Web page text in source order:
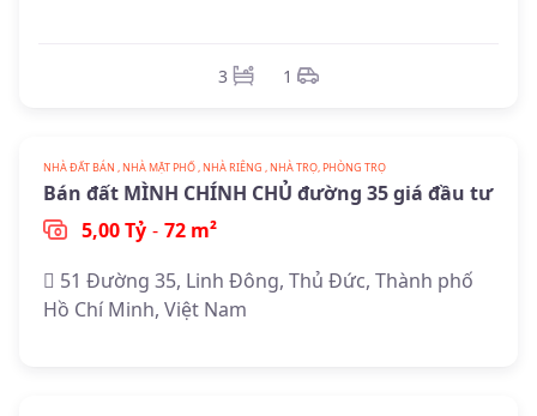
3 1
NHÀ ĐẤT BÁN , NHÀ MẶT PHỐ , NHÀ RIÊNG , NHÀ TRỌ, PHÒNG TRỌ
Bán đất MÌNH CHÍNH CHỦ đường 35 giá đầu tư
5,00 Tỷ - 72 m²
51 Đường 35, Linh Đông, Thủ Đức, Thành phố
Hồ Chí Minh, Việt Nam